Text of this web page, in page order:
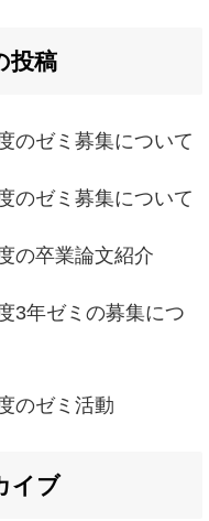
投稿
のゼミ募集について
のゼミ募集について
の卒業論文紹介
3年ゼミの募集につ
のゼミ活動
イブ